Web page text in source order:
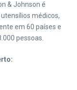
& Johnson é
médicos,
em 60 países e
pessoas.